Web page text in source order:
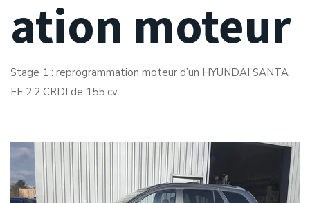
ation moteur
Stage 1 : reprogrammation moteur d’un HYUNDAI SANTA
FE 2.2 CRDI de 155 cv.